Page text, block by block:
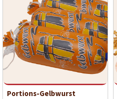
Portions-Gelbwurst